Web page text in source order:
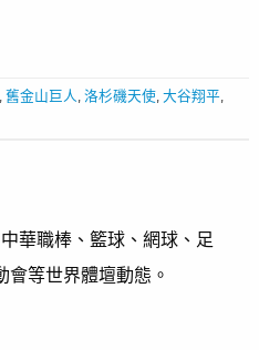
,舊金山巨人 ,洛杉磯天使 ,大谷翔平
華職棒、籃球、網球、足
等世界體壇動態。